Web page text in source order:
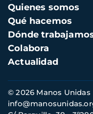
Navegación
principal
Quienes somos
Qué hacemos
Dónde
Colabora
Actualidad
Información
de
contacto
© 2026 Manos Unidas